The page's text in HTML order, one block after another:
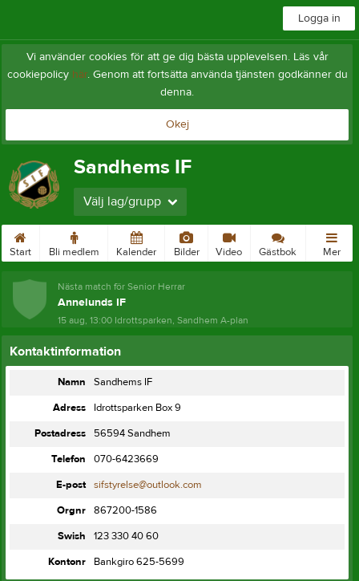
Logga in
Vi använder cookies för att ge dig bästa upplevelsen. Läs vår
cookiepolicy här. Genom att fortsätta använda tjänsten godkänner du
denna.
Okej
Sandhems IF
Välj lag/grupp
Start Bli medlem Kalender Bilder Video Gästbok Mer
Nästa match för Senior Herrar
Annelunds IF
15 aug, 13:00 Idrottsparken, Sandhem A-plan
Kontaktinformation
Namn
Sandhems IF
Adress
Idrottsparken Box 9
Postadress
56594 Sandhem
Telefon
070-6423669
E-post
sifstyrelse@outlook.com
Orgnr
867200-1586
Swish
123 330 40 60
Kontonr
Bankgiro 625-5699